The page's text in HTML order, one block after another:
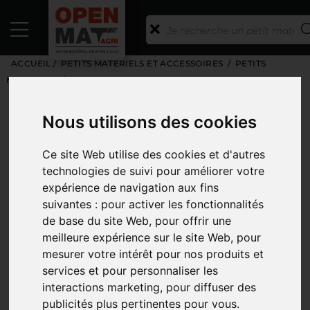
Nous utilisons des cookies
Ce site Web utilise des cookies et d'autres
technologies de suivi pour améliorer votre
expérience de navigation aux fins
suivantes : pour activer les fonctionnalités
de base du site Web, pour offrir une
meilleure expérience sur le site Web, pour
mesurer votre intérêt pour nos produits et
services et pour personnaliser les
interactions marketing, pour diffuser des
publicités plus pertinentes pour vous.
ACCUEIL / PETITS MATÉRIELS ET ACCESSOIRES / PETITS
MATERIELS/SECATEUR ELECTRIQUE
Toutes les catégories
MARQUES
MODÈLE
PRIX